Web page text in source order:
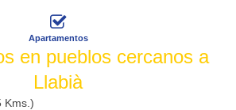
Apartamentos
en pueblos cercanos a
Llabià
Kms.)